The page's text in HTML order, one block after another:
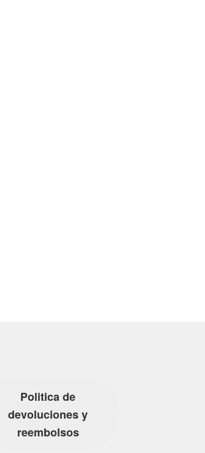
Politica de
devoluciones y
reembolsos